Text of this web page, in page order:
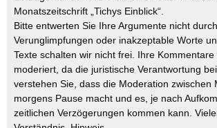
Monatszeitschrift „Tichys Einblick“.
Bitte entwerten Sie Ihre Argumente nicht
Verunglimpfungen oder inakzeptable Worte
Texte schalten wir nicht frei. Ihre Kommentare
moderiert, da die juristische Verantwortung
verstehen Sie, dass die Moderation zwischen
morgens Pause macht und es, je nach
zeitlichen Verzögerungen kommen kann.